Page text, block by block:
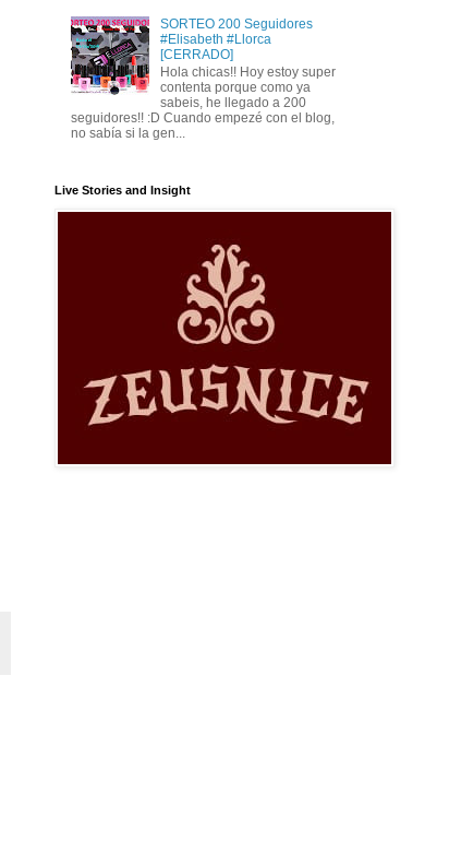
SORTEO 200 Seguidores
#Elisabeth #Llorca
[CERRADO]
Hola chicas!! Hoy estoy super
contenta porque como ya
sabeis, he llegado a 200
seguidores!! :D Cuando empezé con el blog,
no sabía si la gen...
Live Stories and Insight